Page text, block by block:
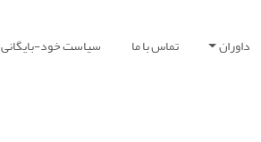
داوران تماس با ما سیاست خود-بایگانی